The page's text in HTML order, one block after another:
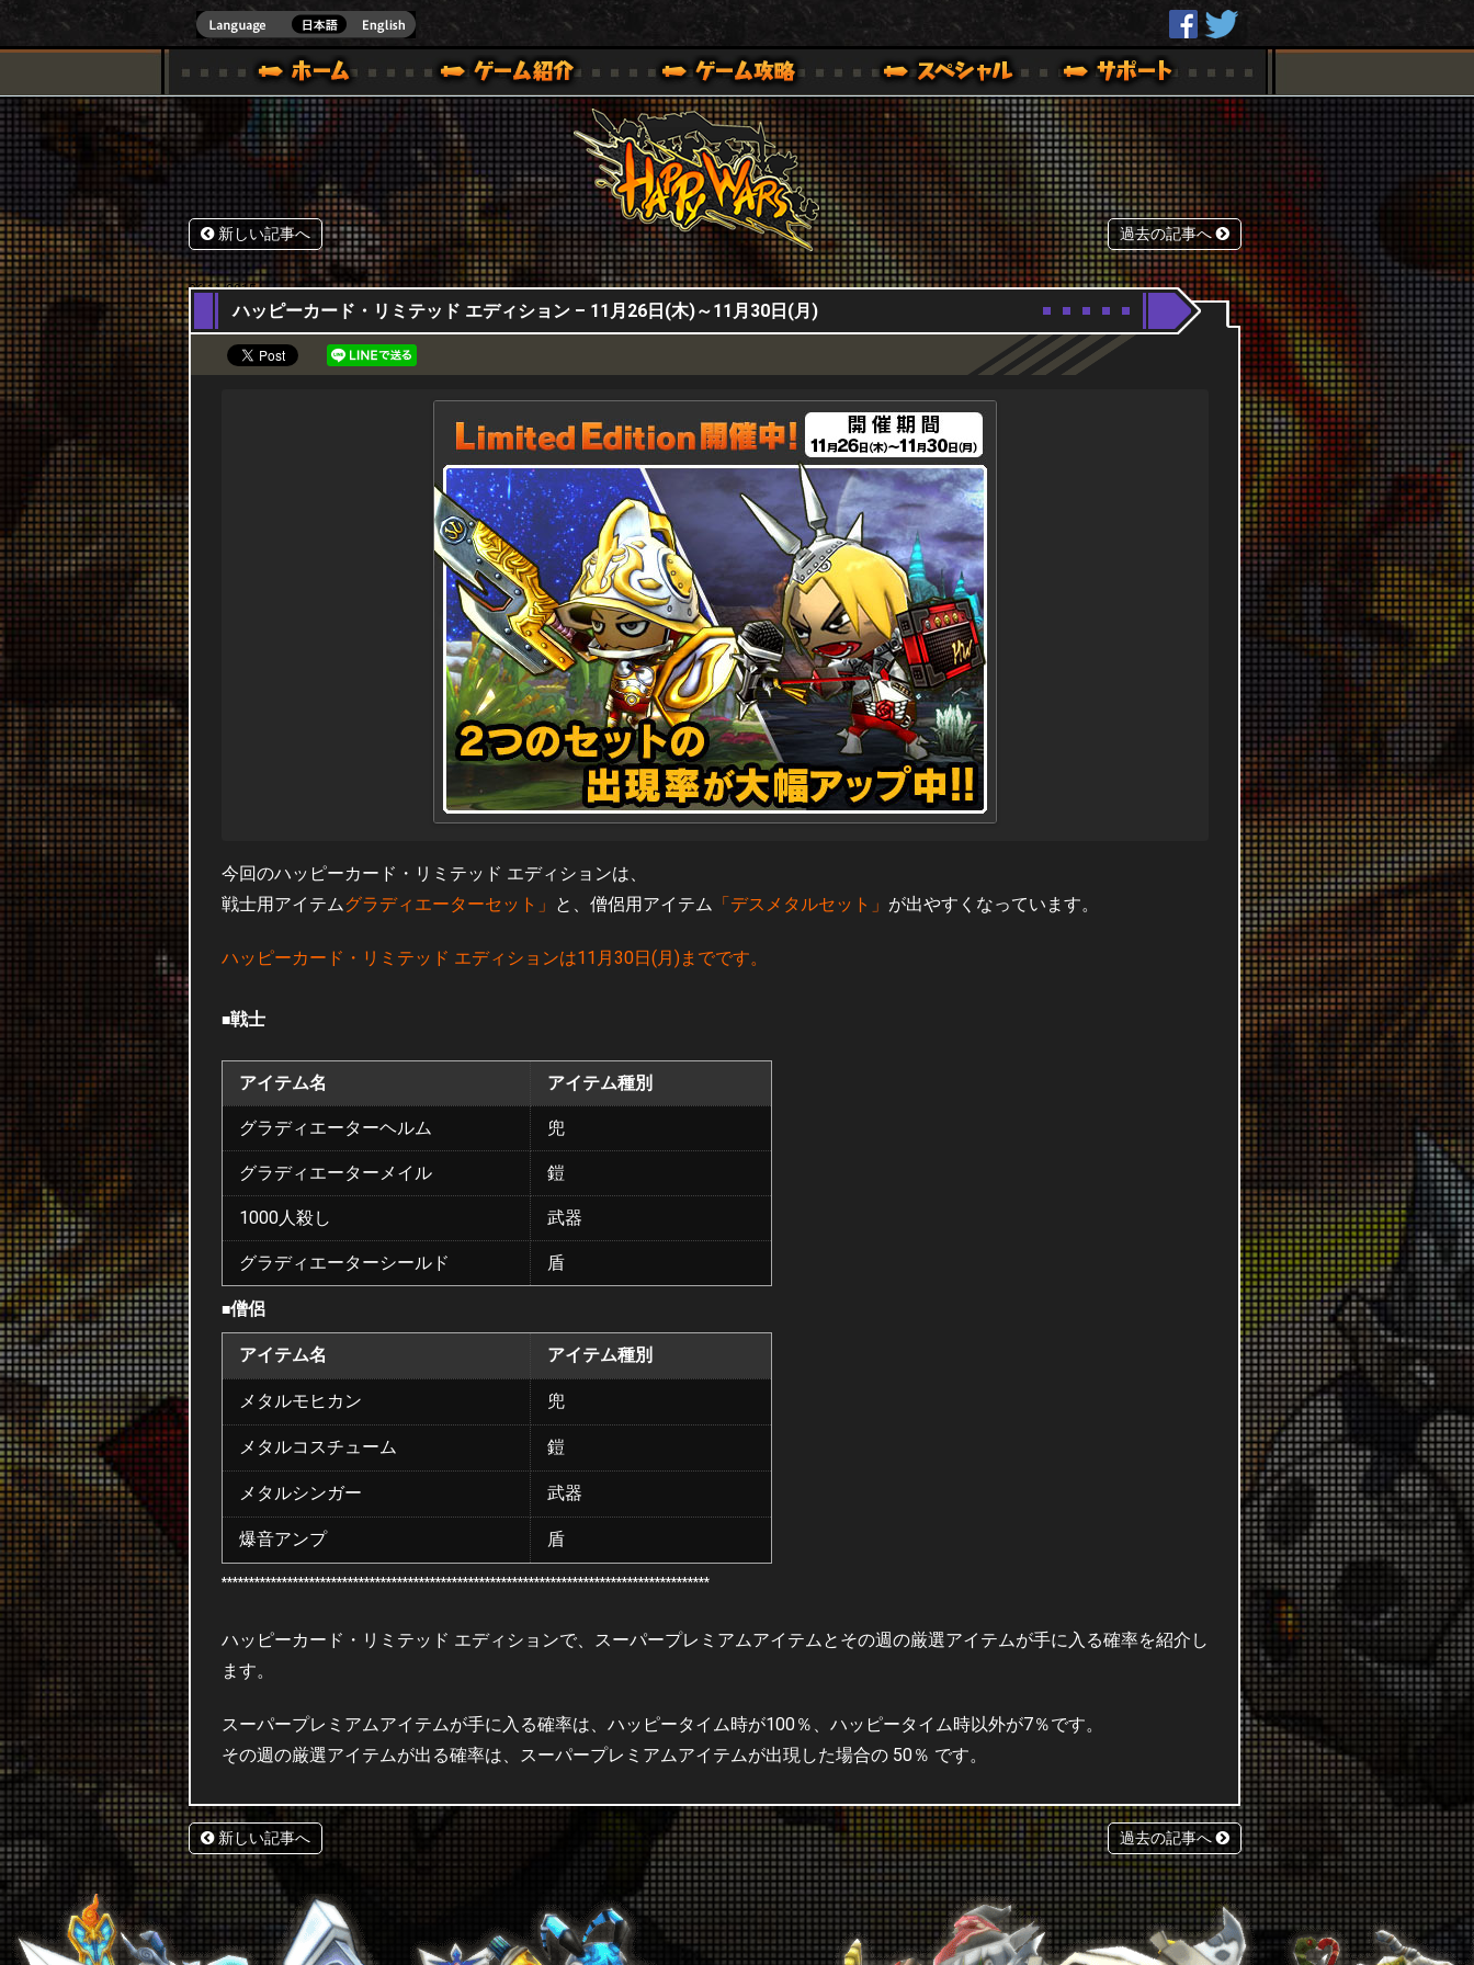
HappyWars
)公式サイト [ XBOX 360,XBOX ONE VER.]
ゲームガイド
スペシャル｜HAPPY WARS(ハッピーウォーズ)公式サイト [ XBOX 360,XBOX ONE VER.]
サポート | HAPPY WARS(ハッピーウォーズ)公式サイト [ XBOX 360,XBOX ONE VER.]
新しい記事へ 過去の記事へ
26,11,2015
ハッピーカード・リミテッド エディション – 11月26日(木)～11月30日(月)
今回のハッピーカード・リミテッド エディションは、
戦士用アイテムグラディエーターセット」 と、僧侶用アイテム 「デスメタルセット」 が出やすくなっています。
ハッピーカード・リミテッド エディションは11月30日(月)までです。
■戦士
アイテム名 アイテム種別
グラディエーターヘルム 兜
グラディエーターメイル 鎧
1000人殺し 武器
グラディエーターシールド 盾
■僧侶
アイテム名 アイテム種別
メタルモヒカン 兜
メタルコスチューム 鎧
メタルシンガー 武器
爆音アンプ 盾
*****************************************************************************************
ハッピーカード・リミテッド エディションで、スーパープレミアムアイテムとその週の厳選アイテムが手に入る確率を紹介し
ます。
スーパープレミアムアイテムが手に入る確率は、ハッピータイム時が100％、ハッピータイム時以外が7％です。
その週の厳選アイテムが出る確率は、スーパープレミアムアイテムが出現した場合の 50％ です。
新しい記事へ 過去の記事へ